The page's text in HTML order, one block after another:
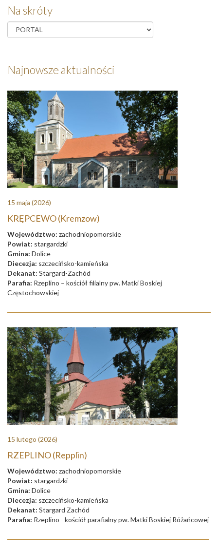
Na skróty
Najnowsze aktualności
15 maja (2026)
KRĘPCEWO (Kremzow)
Województwo: zachodniopomorskie
Powiat: stargardzki
Gmina: Dolice
Diecezja: szczecińsko-kamieńska
Dekanat: Stargard-Zachód
Parafia: Rzeplino – kościół filialny pw. Matki Boskiej
Częstochowskiej
15 lutego (2026)
RZEPLINO (Repplin)
Województwo: zachodniopomorskie
Powiat: stargardzki
Gmina: Dolice
Diecezja: szczecińsko-kamieńska
Dekanat: Stargard Zachód
Parafia: Rzeplino - kościół parafialny pw. Matki Boskiej Różańcowej